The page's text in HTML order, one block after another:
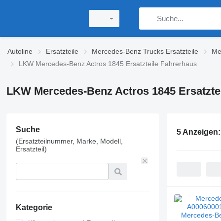
Autoline Ersatzteile Mercedes-Benz Trucks Ersatzteile
LKW Mercedes-Benz Actros 1845 Ersatzteile Fahrerhaus
LKW Mercedes-Benz Actros 1845
Suche
(Ersatzteilnummer, Marke, Modell,
Ersatzteil)
Kategorie
5 Anzeigen: